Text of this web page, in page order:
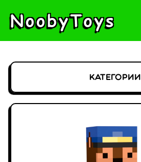
NoobyToys
Категории
Россия